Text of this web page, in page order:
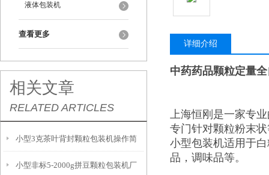
液体包装机
查看更多
相关文章
RELATED ARTICLES
小型3克茶叶背封颗粒包装机操作简
单
小型非标5-2000g拼豆颗粒包装机厂
详细介绍
中药药品颗粒定量
上海恒刚是一家专
专门针对颗粒粉末
小型包装机适用于
品，调味品等。